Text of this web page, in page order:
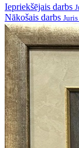
Iepriekšējais darbs
Nākošais darbs